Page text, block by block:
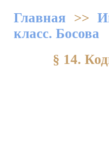
Главная >>
класс. Босова
§ 14.